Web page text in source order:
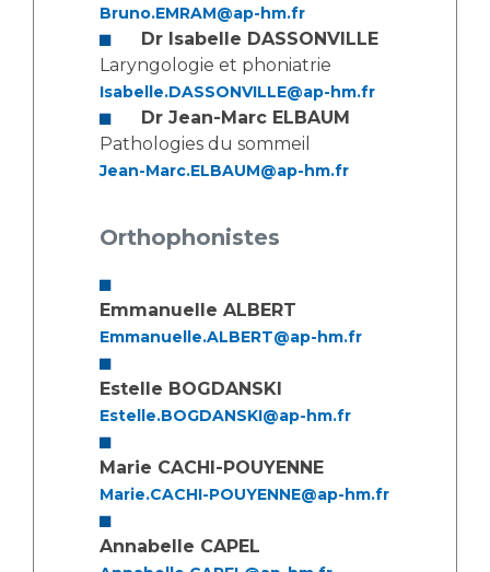
Bruno.EMRAM@ap-hm.fr
Dr Isabelle DASSONVILLE
Laryngologie et phoniatrie
Isabelle.DASSONVILLE@ap-hm.fr
Dr Jean-Marc ELBAUM
Pathologies du sommeil
Jean-Marc.ELBAUM@ap-hm.fr
Orthophonistes
Emmanuelle ALBERT
Emmanuelle.ALBERT@ap-hm.fr
Estelle BOGDANSKI
Estelle.BOGDANSKI@ap-hm.fr
Marie CACHI-POUYENNE
Marie.CACHI-POUYENNE@ap-hm.fr
Annabelle CAPEL